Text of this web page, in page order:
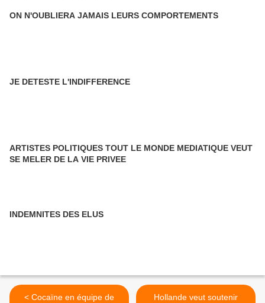
ON N'OUBLIERA JAMAIS LEURS COMPORTEMENTS
JE DETESTE L'INDIFFERENCE
ARTISTES POLITIQUES TOUT LE MONDE MEDIATIQUE VEUT
SE MELER DE LA VIE PRIVEE
INDEMNITES DES ELUS
< Cocaïne en équipe de
Hollande veut soutenir